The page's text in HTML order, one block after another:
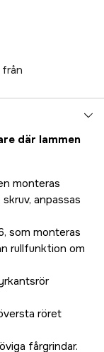
från
där lammen
monteras
anpassas
som monteras
rullfunktion om
röret
fårgrindar.